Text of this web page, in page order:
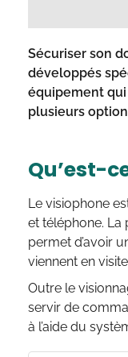
Sécuriser son
développés
équipement qui
plusieurs
Qu’est-
Le visiophone
et téléphone.
permet d’avoir
viennent en
Outre le
servir de
à l’aide du